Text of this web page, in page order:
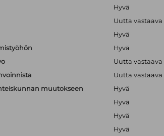
Hyvä
Uutta vastaava
Hyvä
Hyvä
Uutta vastaava
Uutta vastaava
muutokseen
Hyvä
Hyvä
Hyvä
Hyvä